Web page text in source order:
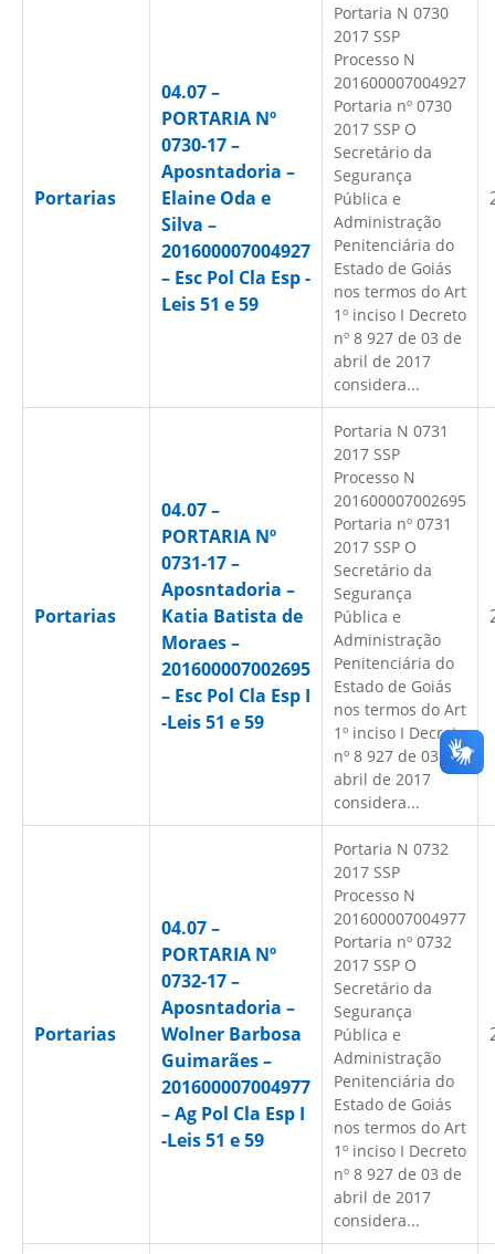
Portarias
04.07 –
PORTARIA Nº
0730-17 –
Aposntadoria –
Elaine Oda e
Silva –
201600007004927
– Esc Pol Cla Esp -
Leis 51 e 59
Portaria N 0730
2017 SSP
Processo N
201600007004927
Portaria nº 0730
2017 SSP O
Secretário da
Segurança
Pública e
Administração
Penitenciária do
Estado de Goiás
nos termos do Art
1º inciso I Decreto
nº 8 927 de 03 de
abril de 2017
considera...
Portarias
04.07 –
PORTARIA Nº
0731-17 –
Aposntadoria –
Katia Batista de
Moraes –
201600007002695
– Esc Pol Cla Esp I
-Leis 51 e 59
Portaria N 0731
2017 SSP
Processo N
201600007002695
Portaria nº 0731
2017 SSP O
Secretário da
Segurança
Pública e
Administração
Penitenciária do
Estado de Goiás
nos termos do Art
1º inciso I Decreto
nº 8 927 de 03 de
abril de 2017
considera...
Portarias
04.07 –
PORTARIA Nº
0732-17 –
Aposntadoria –
Wolner Barbosa
Guimarães –
201600007004977
– Ag Pol Cla Esp I
-Leis 51 e 59
Portaria N 0732
2017 SSP
Processo N
201600007004977
Portaria nº 0732
2017 SSP O
Secretário da
Segurança
Pública e
Administração
Penitenciária do
Estado de Goiás
nos termos do Art
1º inciso I Decreto
nº 8 927 de 03 de
abril de 2017
considera...